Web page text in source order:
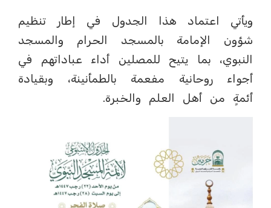
ويأتي اعتماد هذا الجدول في إطار تنظيم
شؤون الإمامة بالمسجد الحرام والمسجد
النبوي، بما يتيح للمصلين أداء عباداتهم في
أجواء روحانية مفعمة بالطمأنينة، وبقيادة
أئمةٍ من أهل العلم والخبرة.